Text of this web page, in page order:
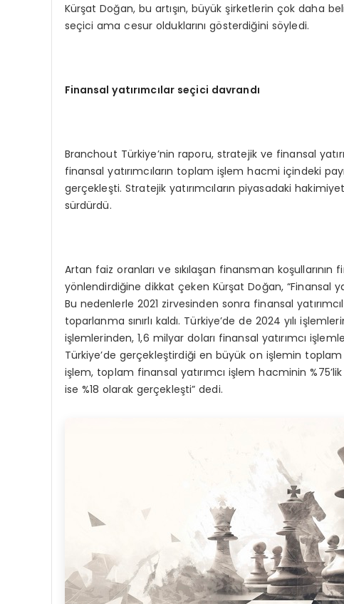
Kürşat Doğan, bu artışın, büyük şirketlerin çok daha
seçici ama cesur olduklarını gösterdiğini söyledi.
Finansal yatırımcılar seçici davrandı
Branchout Türkiye’nin raporu, stratejik ve finansal
finansal yatırımcıların toplam işlem hacmi içindeki
gerçekleşti. Stratejik yatırımcıların piyasadaki
sürdürdü.
Artan faiz oranları ve sıkılaşan finansman
yönlendirdiğine dikkat çeken Kürşat Doğan, “Finansal
Bu nedenlerle 2021 zirvesinden sonra finansal
toparlanma sınırlı kaldı. Türkiye’de de 2024 yılı
işlemlerinden, 1,6 milyar doları finansal yatırımcı
Türkiye’de gerçekleştirdiği en büyük on işlemin
işlem, toplam finansal yatırımcı işlem hacminin
ise %18 olarak gerçekleşti” dedi.